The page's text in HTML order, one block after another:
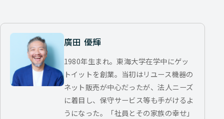
廣田 優輝
1980年生まれ。東海大学在学中にゲッ
トイットを創業。当初はリユース機器の
ネット販売が中心だったが、法人ニーズ
に着目し、保守サービス等も手がけるよ
うになった。「社員とその家族の幸せ」